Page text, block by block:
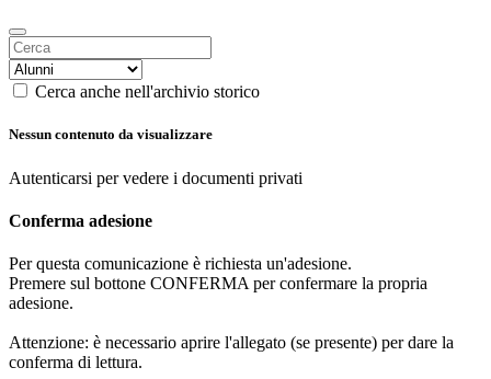
Cerca anche nell'archivio storico
Nessun contenuto da visualizzare
Autenticarsi per vedere i documenti privati
Conferma adesione
Per questa comunicazione è richiesta un'adesione.
Premere sul bottone CONFERMA per confermare la propria
adesione.
Attenzione: è necessario aprire l'allegato (se presente) per dare la
conferma di lettura.